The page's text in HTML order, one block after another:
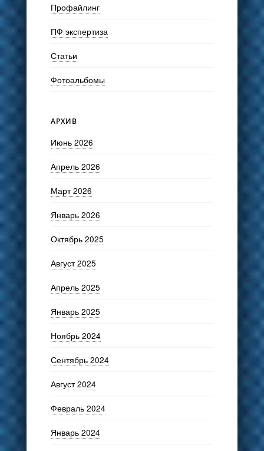
Профайлинг
ПФ экспертиза
Статьи
Фотоальбомы
АРХИВ
Июнь 2026
Апрель 2026
Март 2026
Январь 2026
Октябрь 2025
Август 2025
Апрель 2025
Январь 2025
Ноябрь 2024
Сентябрь 2024
Август 2024
Февраль 2024
Январь 2024